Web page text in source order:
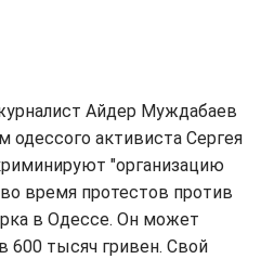
Айдер Муждабаев
одессого активиста Сергея
"организацию
время протестов против
в Одессе. Он может
600 тысяч гривен. Свой